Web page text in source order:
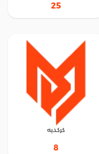
25
كركديه
8